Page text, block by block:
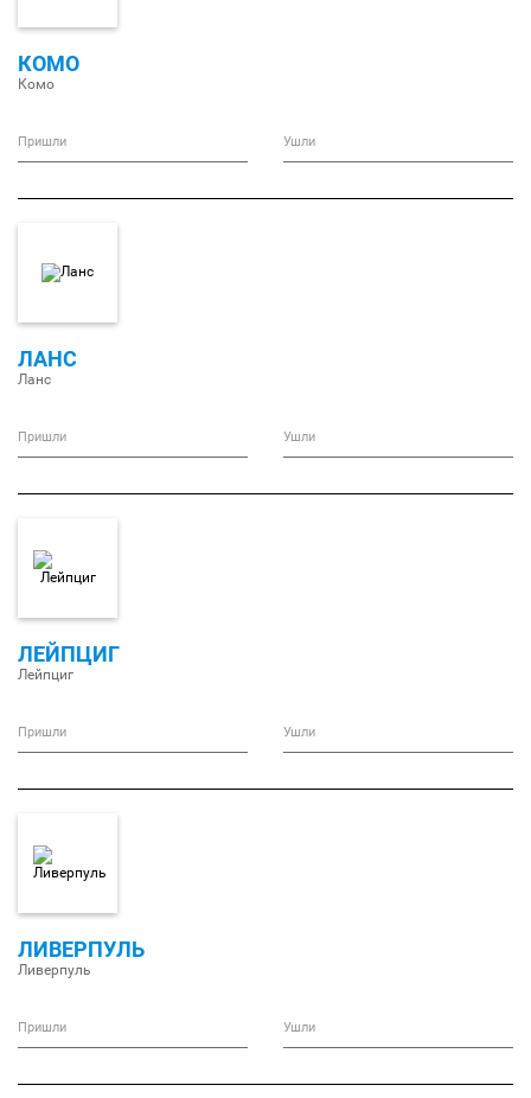
КОМО
Комо
Пришли Ушли
ЛАНС
Ланс
Пришли Ушли
ЛЕЙПЦИГ
Лейпциг
Пришли Ушли
ЛИВЕРПУЛЬ
Ливерпуль
Пришли Ушли